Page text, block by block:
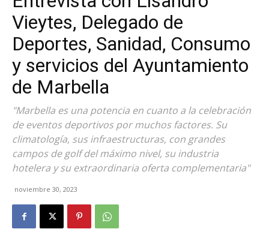
Vieytes, Delegado de
Deportes, Sanidad, Consumo
y servicios del Ayuntamiento
de Marbella
"Marbella es una potencia en cuanto a la celebración
de eventos deportivos por muchos factores. Su
climatología, sus infraestructuras, con grandes
campos de golf del máximo nivel, su industria
hotelera y su extraordinaria oferta complementaria"
noviembre 30, 2023